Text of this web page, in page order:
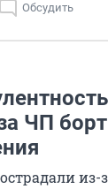
Обсудить
ЧП
из-